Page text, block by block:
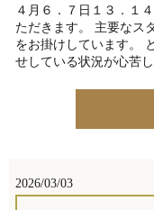
４月６．７日１３．１
ただきます。 主要なス
をお掛けしています。
せしている状況が心苦
2026/03/03